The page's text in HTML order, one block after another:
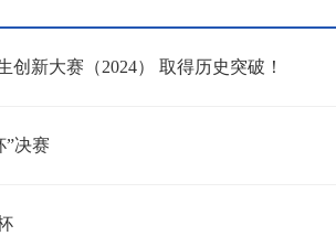
新大赛（2024） 取得历史突破！
”决赛